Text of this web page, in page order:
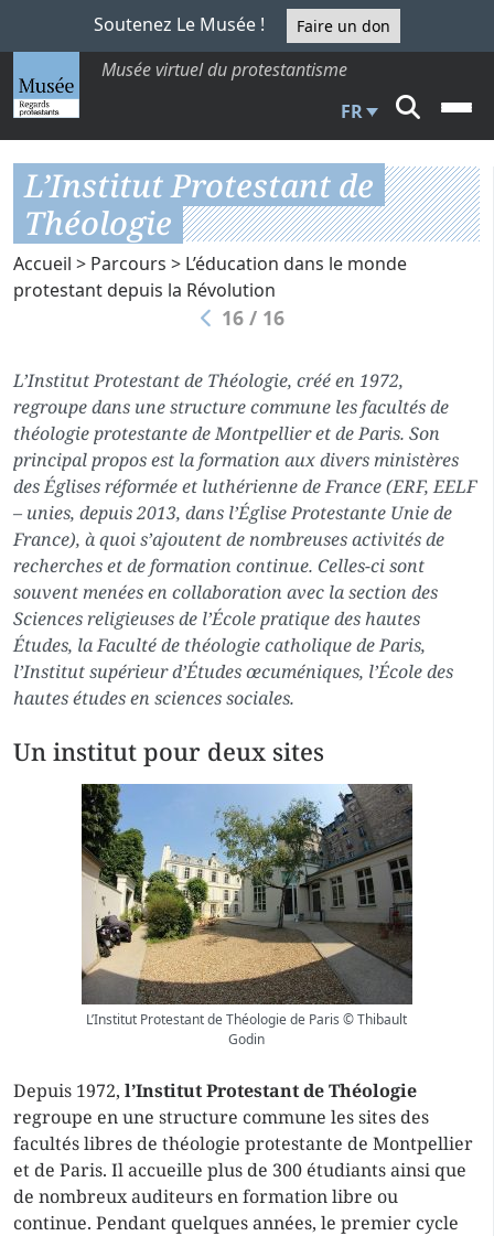
Soutenez Le Musée ! Faire un don
Musée virtuel du protestantisme
FR
L’Institut Protestant de
Théologie
Accueil > Parcours > L’éducation dans le monde
protestant depuis la Révolution
16 / 16
L’Institut Protestant de Théologie, créé en 1972,
regroupe dans une structure commune les facultés de
théologie protestante de Montpellier et de Paris. Son
principal propos est la formation aux divers ministères
des Églises réformée et luthérienne de France (ERF, EELF
– unies, depuis 2013, dans l’Église Protestante Unie de
France), à quoi s’ajoutent de nombreuses activités de
recherches et de formation continue. Celles-ci sont
souvent menées en collaboration avec la section des
Sciences religieuses de l’École pratique des hautes
Études, la Faculté de théologie catholique de Paris,
l’Institut supérieur d’Études œcuméniques, l’École des
hautes études en sciences sociales.
Un institut pour deux sites
L’Institut Protestant de Théologie de Paris © Thibault
Godin
Depuis 1972, l’Institut Protestant de Théologie
regroupe en une structure commune les sites des
facultés libres de théologie protestante de Montpellier
et de Paris. Il accueille plus de 300 étudiants ainsi que
de nombreux auditeurs en formation libre ou
continue. Pendant quelques années, le premier cycle